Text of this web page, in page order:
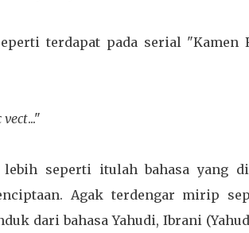
terdapat pada serial "Kamen
vect..."
lebih seperti itulah bahasa yang
Agak terdengar mirip
dari bahasa Yahudi, Ibrani